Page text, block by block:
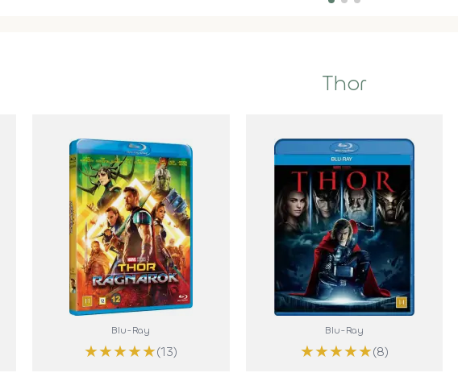
Thor
Blu-Ray
★★★★★(13)
Blu-Ray
★★★★★(8)